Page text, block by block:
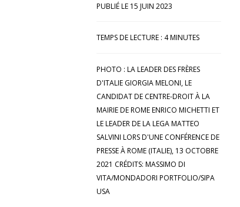
15 JUIN 2023
TEMPS DE LECTURE : 4MINUTES
PHOTO : LA LEADER DES FRÈRES
D'ITALIE GIORGIA MELONI, LE
CANDIDAT DE CENTRE-DROIT À LA
MAIRIE DE ROME ENRICO MICHETTI ET
LE LEADER DE LA LEGA MATTEO
SALVINI LORS D'UNE CONFÉRENCE DE
PRESSE À ROME (ITALIE), 13 OCTOBRE
2021 CRÉDITS: MASSIMO DI
VITA/MONDADORI PORTFOLIO/SIPA
USA